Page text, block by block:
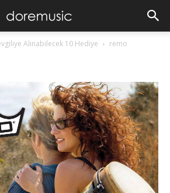
Alınabilecek 10 Hediye remo